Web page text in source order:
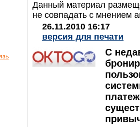
Данный материал
не совпадать с мнением
26.11.2010 16:17
версия для печати
С